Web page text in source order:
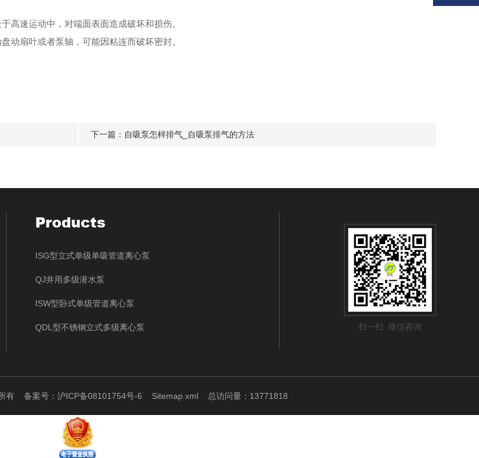
高速运动中，对端面表面造成破坏和损伤。
动扇叶或者泵轴，可能因粘连而破坏密封。
下一篇： 自吸泵怎样排气_自吸泵排气的方法
Products
ISG型立式单级单吸管道离心泵
QJ井用多级潜水泵
ISW型卧式单级管道离心泵
QDL型不锈钢立式多级离心泵 扫一扫 微信咨询
有 备案号：沪ICP备08101754号-6 Sitemap.xml 总访问量：13771818